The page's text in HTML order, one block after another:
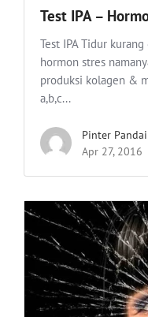
Test IPA –
Test IPA Tidur
hormon stres
produksi kolagen &
a,b,c...
Pinter Pandai
Apr 27, 2016